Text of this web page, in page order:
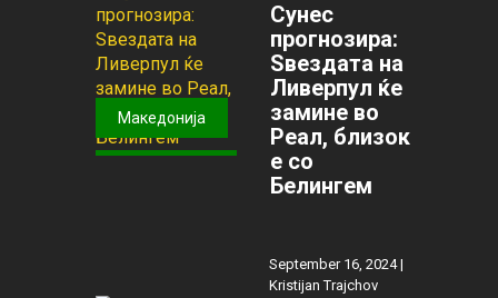
Македонија
Сунес
прогнозира:
Ѕвездата на
Ливерпул ќе
замине во
Реал, близок
е со
Белингем
September 16, 2024 |
Kristijan Trajchov